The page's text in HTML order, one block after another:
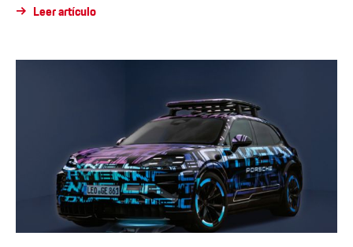
Leer artículo